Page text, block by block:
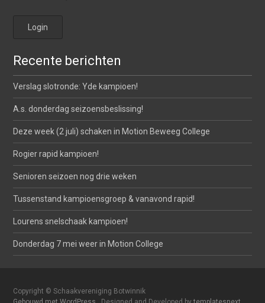
Recente berichten
Verslag slotronde: Yde kampioen!
A.s. donderdag seizoensbeslissing!
Deze week (2 juli) schaken in Motion Beweeg College
Rogier rapid kampioen!
Senioren seizoen nog drie weken
Tussenstand kampioensgroep & vanavond rapid!
Lourens snelschaak kampioen!
Donderdag 7 mei weer in Motion College
Copyright © Schaakvereniging Botwinnik